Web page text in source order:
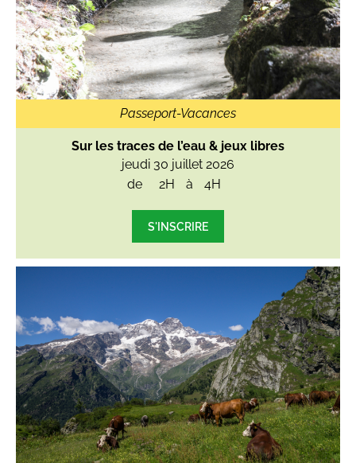
Passeport-Vacances
Sur les traces de l’eau & jeux libres
jeudi 30 juillet 2026
de
2H à 4H
S'INSCRIRE